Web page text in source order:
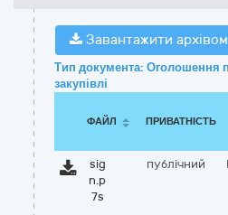
Завантажити архівом
Тип документа: Оголошення
закупівлі
ФАЙЛ ПРИВАТНІСТЬ
sig
n.p
7s
публічний